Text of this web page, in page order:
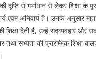
दृष्टि से गर्भाधान से लेकर शिक्षा के
एवम् अनिवार्य है। उनके अनुसार
शिक्षा देती है, उन्हें सद्व्यवहार और
तथा सभ्यता की प्रारम्भिक शिक्षा